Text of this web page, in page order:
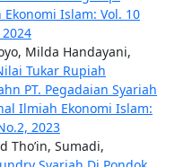
Islam: Vol. 10
2024
Milda Handayani,
Tukar Rupiah
PT. Pegadaian Syariah
Ilmiah Ekonomi Islam:
2023
Tho’in, Sumadi,